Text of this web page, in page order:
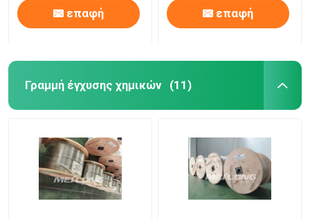
επαφή επαφή
Γραμμή έγχυσης χημικών (11)